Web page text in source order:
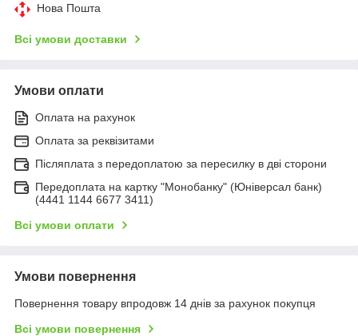
Нова Пошта
Всі умови доставки
Умови оплати
Оплата на рахунок
Оплата за реквізитами
Післяплата з передоплатою за пересилку в дві сторони
Передоплата на картку "Монобанку" (Юніверсал банк)
(4441 1144 6677 3411)
Всі умови оплати
Умови повернення
Повернення товару впродовж 14 днів за рахунок покупця
Всі умови повернення